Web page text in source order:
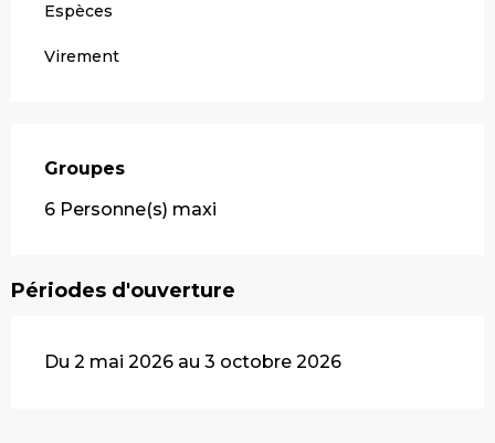
Espèces
Virement
Groupes
Groupes
6 Personne(s) maxi
Périodes d'ouverture
Du 2 mai 2026 au 3 octobre 2026